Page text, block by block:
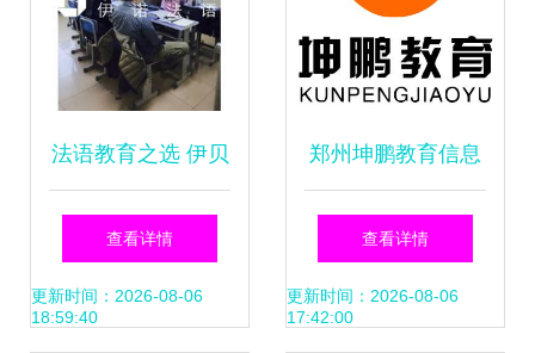
法语教育之选 伊贝
尔伊诺教育信息咨
询的可信赖之路
查看详情
更新时间：2026-08-06
18:59:40
郑州坤鹏教育信息
咨询 搭建学生与未
来的桥梁
查看详情
更新时间：2026-08-06
17:42:00